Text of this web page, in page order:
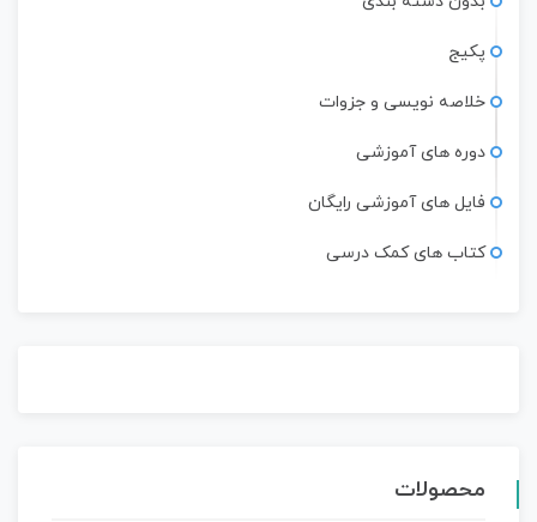
پکیج
خلاصه نویسی و جزوات
دوره های آموزشی
فایل های آموزشی رایگان
کتاب های کمک درسی
محصولات